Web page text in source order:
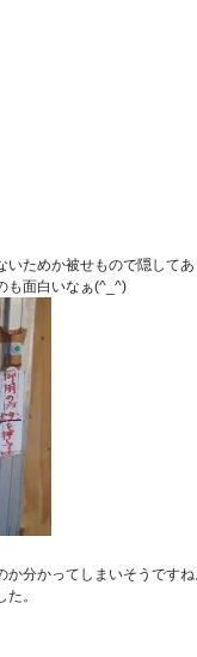
ためか被せもので隠して
も面白いなぁ(^_^)
か分かってしまいそうです
。